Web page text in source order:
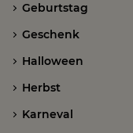
Geburtstag
Geschenk
Halloween
Herbst
Karneval